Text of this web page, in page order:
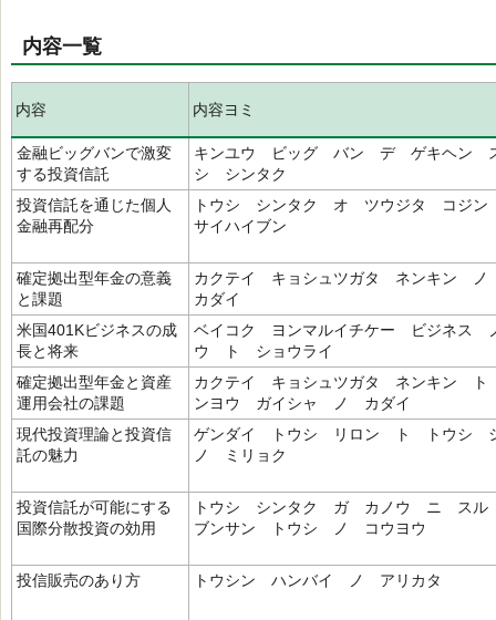
内容一覧
内容 内容ヨミ
金融ビッグバンで激変
する投資信託
キンユウ ビッグ バン デ ゲキヘン
シ シンタク
投資信託を通じた個人
金融再配分
トウシ シンタク オ ツウジタ コジ
サイハイブン
確定拠出型年金の意義
と課題
カクテイ キョシュツガタ ネンキン
カダイ
米国401Kビジネスの成
長と将来
ベイコク ヨンマルイチケー ビジネス
ウ ト ショウライ
確定拠出型年金と資産
運用会社の課題
カクテイ キョシュツガタ ネンキン
ンヨウ ガイシャ ノ カダイ
現代投資理論と投資信
託の魅力
ゲンダイ トウシ リロン ト トウシ
ノ ミリョク
投資信託が可能にする
国際分散投資の効用
トウシ シンタク ガ カノウ ニ ス
ブンサン トウシ ノ コウヨウ
投信販売のあり方 トウシン ハンバイ ノ アリカタ